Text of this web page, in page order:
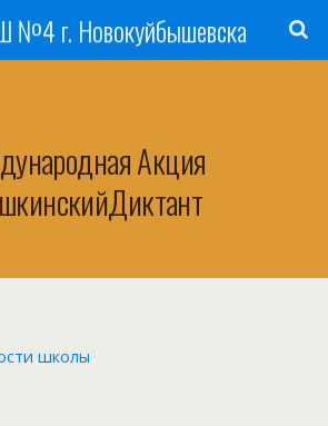
№4 г. Новокуйбышевска
Акция
школы